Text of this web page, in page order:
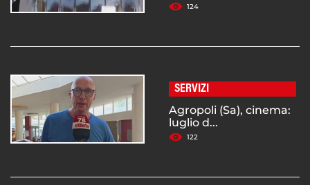
124
SERVIZI
Agropoli (Sa), cinema:
luglio d...
122